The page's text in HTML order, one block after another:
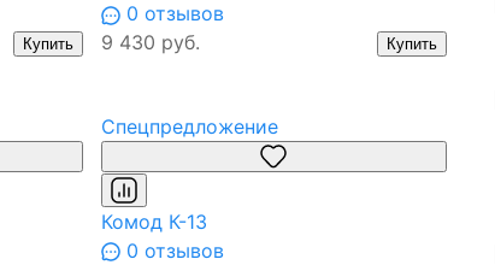
Купить
0 отзывов
9 430 руб.
Купить
Спецпредложение
Комод К-13
0 отзывов